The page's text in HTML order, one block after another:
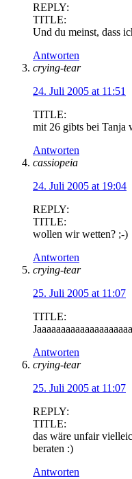
REPLY:
TITLE:
Und du meinst, dass
Antworten
crying-tear
24. Juli 2005 at 11:51
TITLE:
mit 26 gibts bei Tanja
Antworten
cassiopeia
24. Juli 2005 at 19:04
REPLY:
TITLE:
wollen wir wetten? ;-)
Antworten
crying-tear
25. Juli 2005 at 11:07
TITLE:
Antworten
crying-tear
25. Juli 2005 at 11:07
REPLY:
TITLE:
das wäre unfair
beraten :)
Antworten